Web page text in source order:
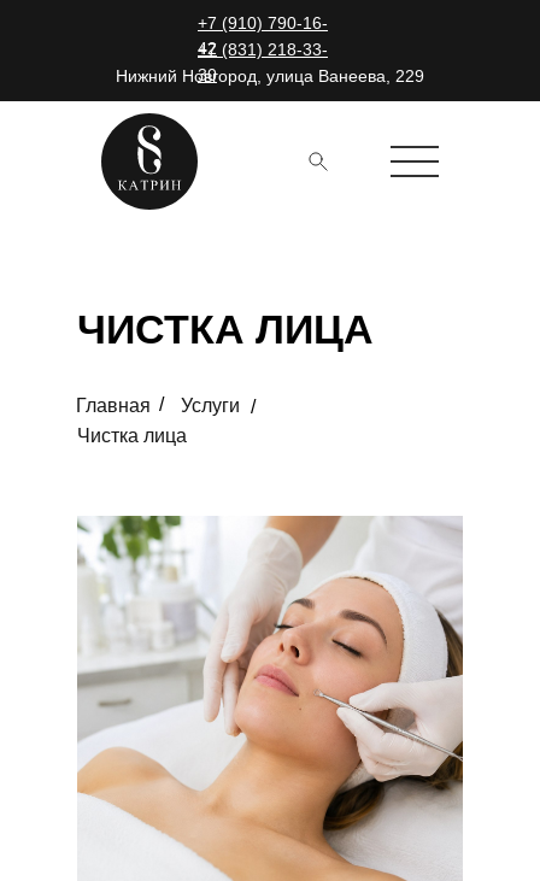
+7 (910) 790-16-
42
+7 (831) 218-33-
30
Нижний Новгород, улица Ванеева, 229
ЧИСТКА ЛИЦА
Главная
Чистка лица
Услуги
/ /